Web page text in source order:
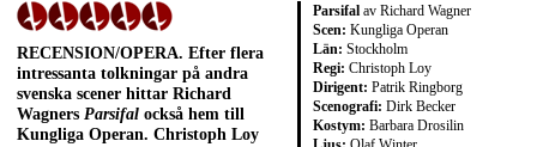
Parsifal av Richard Wagner
Scen: Kungliga Operan
Län: Stockholm
Regi: Christoph Loy
Dirigent: Patrik Ringborg
Scenografi: Dirk Becker
Kostym: Barbara Drosilin
RECENSION/OPERA. Efter flera
intressanta tolkningar på andra
svenska scener hittar Richard
Wagners Parsifal också hem till
Kungliga Operan. Christoph Loy